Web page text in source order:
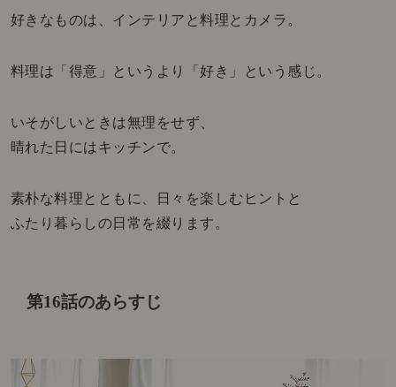
好きなものは、インテリアと料理とカメラ。
料理は「得意」というより「好き」という感じ。
いそがしいときは無理をせず、
晴れた日にはキッチンで。
素朴な料理とともに、日々を楽しむヒントと
ふたり暮らしの日常を綴ります。
第16話のあらすじ